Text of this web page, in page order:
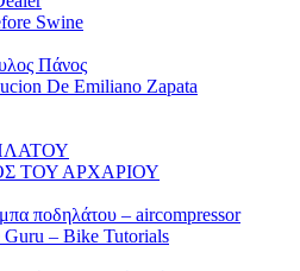
Swine
Πάνος
De Emiliano Zapata
ΤΟΥ ΑΡΧΑΡΙΟΥ
ποδηλάτου – aircompressor
– Bike Tutorials